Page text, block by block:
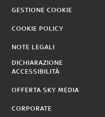
GESTIONE COOKIE
COOKIE POLICY
NOTE LEGALI
DICHIARAZIONE
ACCESSIBILITÀ
OFFERTA SKY MEDIA
CORPORATE